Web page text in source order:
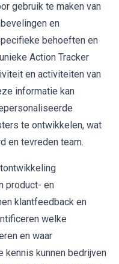
gebruik te maken van
en
behoeften en
Action Tracker
en activiteiten van
informatie kan
te ontwikkelen, wat
en tevreden team.
product- en
klantfeedback en
welke
en waar
kennis kunnen bedrijven